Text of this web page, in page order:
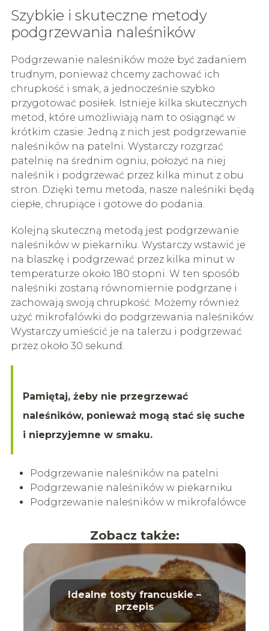
Szybkie i skuteczne metody
podgrzewania naleśników
Podgrzewanie naleśników może być zadaniem
trudnym, ponieważ chcemy zachować ich
chrupkość i smak, a jednocześnie szybko
przygotować posiłek. Istnieje kilka skutecznych
metod, które umożliwiają nam to osiągnąć w
krótkim czasie. Jedną z nich jest podgrzewanie
naleśników na patelni. Wystarczy rozgrzać
patelnię na średnim ogniu, położyć na niej
naleśnik i podgrzewać przez kilka minut z obu
stron. Dzięki temu metoda, nasze naleśniki będą
ciepłe, chrupiące i gotowe do podania.
Kolejną skuteczną metodą jest podgrzewanie
naleśników w piekarniku. Wystarczy wstawić je
na blaszkę i podgrzewać przez kilka minut w
temperaturze około 180 stopni. W ten sposób
naleśniki zostaną równomiernie podgrzane i
zachowają swoją chrupkość. Możemy również
użyć mikrofalówki do podgrzewania naleśników.
Wystarczy umieścić je na talerzu i podgrzewać
przez około 30 sekund.
Pamiętaj, żeby nie przegrzewać
naleśników, ponieważ mogą stać się suche
i nieprzyjemne w smaku.
Podgrzewanie naleśników na patelni
Podgrzewanie naleśników w piekarniku
Podgrzewanie naleśników w mikrofalówce
Zobacz także:
Idealne tosty francuskie –
przepis